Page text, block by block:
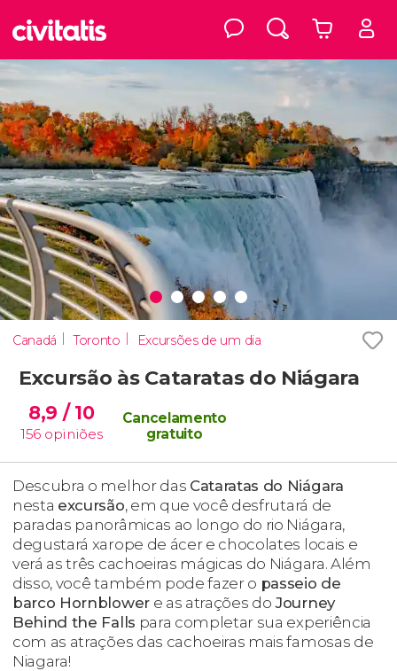
Canadá Toronto Excursões de um dia
Excursão às Cataratas do Niágara
8,9 / 10
156 opiniões
Cancelamento
gratuito
Descubra o melhor das Cataratas do Niágara
nesta excursão, em que você desfrutará de
paradas panorâmicas ao longo do rio Niágara,
degustará xarope de ácer e chocolates locais e
verá as três cachoeiras mágicas do Niágara. Além
disso, você também pode fazer o passeio de
barco Hornblowere as atrações do Journey
Behind the Falls para completar sua experiência
com as atrações das cachoeiras mais famosas de
Niagara!